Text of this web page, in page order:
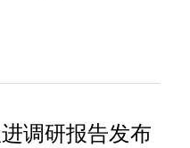
调研报告发布